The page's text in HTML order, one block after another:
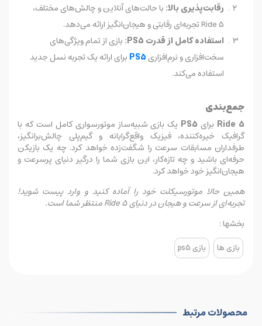
رقابت‌پذیری بالا: با حالت‌های آنلاین و چالش‌های مختلف،
Ride 5 تجربه‌ای رقابتی و هیجان‌انگیز ارائه می‌دهد.
استفاده کامل از قدرت PS5:
بازی از تمام ویژگی‌های
سخت‌افزاری و نرم‌افزاری
برای ارائه یک تجربه نسل جدید
استفاده می‌کند.
جمع‌بندی
Ride 5 برای PS5 یک بازی شبیه‌ساز موتورسواری کامل است که با
گرافیک خیره‌کننده، فیزیک واقع‌گرایانه و گیم‌پلی چالش‌برانگیز،
طرفداران مسابقات سرعت را شگفت‌زده خواهد کرد. چه یک بازیکن
حرفه‌ای باشید و چه تازه‌کار، این بازی شما را درگیر دنیای پرسرعت و
هیجان‌انگیز خود خواهد کرد.
همین حالا موتورسیکلت خود را آماده کنید و وارد پیست شوید!
تجربه‌ای از سرعت و هیجان در دنیای Ride 5 منتظر شما است.
بخشها :
بازی ها بازی ps5
محصولات مرتبط